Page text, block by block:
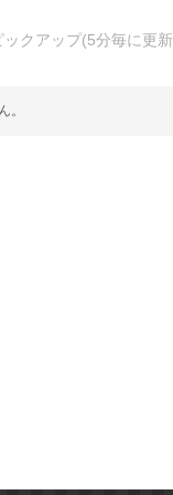
クアップ(5分毎に更
。